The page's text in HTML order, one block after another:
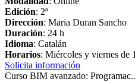
Edición: 2ª
Dirección: Maria Duran Sancho
Duración: 24 h
Idioma: Catalán
Horarios: Miércoles y viernes de
Solicita información
Curso BIM avanzado: